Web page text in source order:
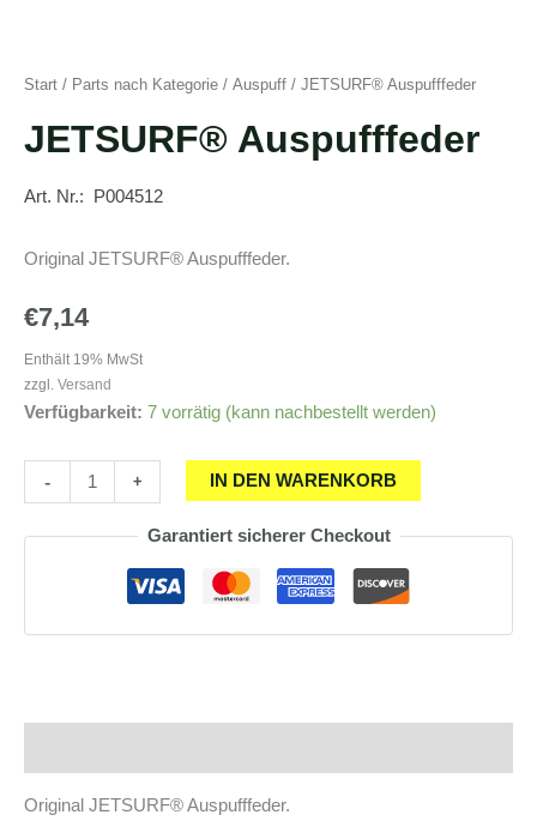
Start / Parts nach Kategorie / Auspuff / JETSURF® Auspufffeder
JETSURF® Auspufffeder
Art. Nr.: P004512
Original JETSURF® Auspufffeder.
€7,14
Enthält 19% MwSt
zzgl. Versand
Verfügbarkeit: 7 vorrätig (kann nachbestellt werden)
-
JETSURF®
Auspufffeder
Menge
+ IN DEN WARENKORB
Garantiert sicherer Checkout
Original JETSURF® Auspufffeder.